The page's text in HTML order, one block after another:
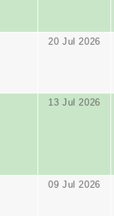
20 Jul 2026
13 Jul 2026
09 Jul 2026